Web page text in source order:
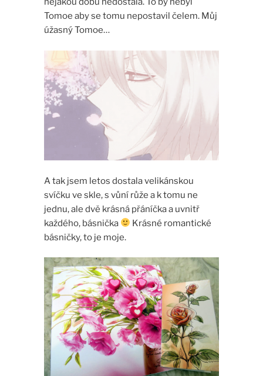
Tomoe aby se tomu nepostavil čelem. Můj
úžasný Tomoe…
A tak jsem letos dostala velikánskou
svíčku ve skle, s vůní růže a k tomu ne
jednu, ale dvě krásná přáníčka a uvnitř
každého, básnička
Krásné romantické
básničky, to je moje.